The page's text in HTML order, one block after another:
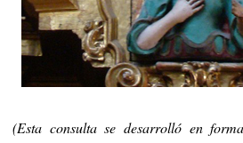
(Esta consulta se desarrolló en